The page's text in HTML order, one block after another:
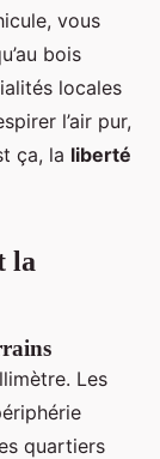
vous
bois
locales
l’air pur,
ça, la liberté
la
Les
quartiers